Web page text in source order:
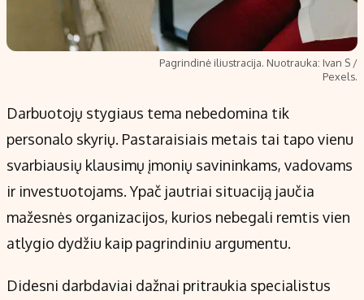
Apie mus
Turinio žymėjimo taisyklės
Kontaktai
Regionų naujienos
Indėlių palūkanos
Pagrindinė iliustracija. Nuotrauka: Ivan S /
Pexels.
Darbuotojų stygiaus tema nebedomina tik
personalo skyrių. Pastaraisiais metais tai tapo vienu
svarbiausių klausimų įmonių savininkams, vadovams
ir investuotojams. Ypač jautriai situaciją jaučia
mažesnės organizacijos, kurios nebegali remtis vien
atlygio dydžiu kaip pagrindiniu argumentu.
Didesni darbdaviai dažnai pritraukia specialistus